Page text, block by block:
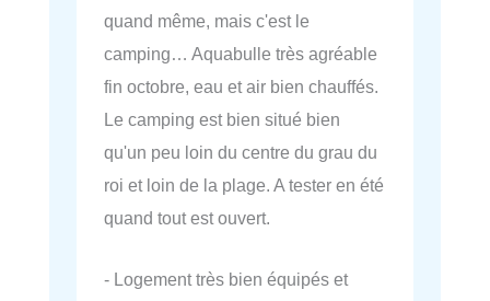
quand même, mais c'est le
camping… Aquabulle très agréable
fin octobre, eau et air bien chauffés.
Le camping est bien situé bien
qu'un peu loin du centre du grau du
roi et loin de la plage. A tester en été
quand tout est ouvert.
- Logement très bien équipés et